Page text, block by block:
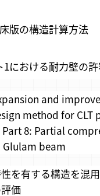
版の構造計算方法
1における耐力壁の
and
method for CLT
8: Partial
Glulam beam
を有する構造を混
価